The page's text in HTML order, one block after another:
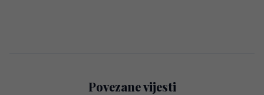
Povezane vijesti